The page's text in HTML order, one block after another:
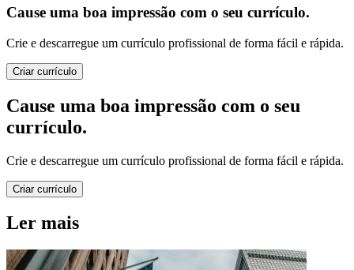
Cause uma boa impressão com o seu currículo.
Crie e descarregue um currículo profissional de forma fácil e rápida.
Criar currículo
Cause uma boa impressão com o seu
currículo.
Crie e descarregue um currículo profissional de forma fácil e rápida.
Criar currículo
Ler mais